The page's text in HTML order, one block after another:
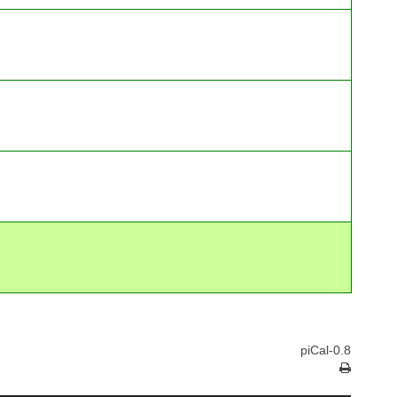
piCal-0.8